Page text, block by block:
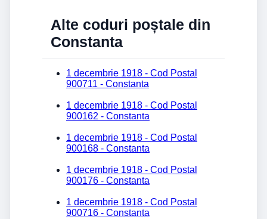
Alte coduri poștale din
Constanta
1 decembrie 1918 - Cod Postal
900711 - Constanta
1 decembrie 1918 - Cod Postal
900162 - Constanta
1 decembrie 1918 - Cod Postal
900168 - Constanta
1 decembrie 1918 - Cod Postal
900176 - Constanta
1 decembrie 1918 - Cod Postal
900716 - Constanta